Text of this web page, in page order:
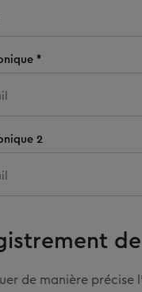
*
2
de manière précise